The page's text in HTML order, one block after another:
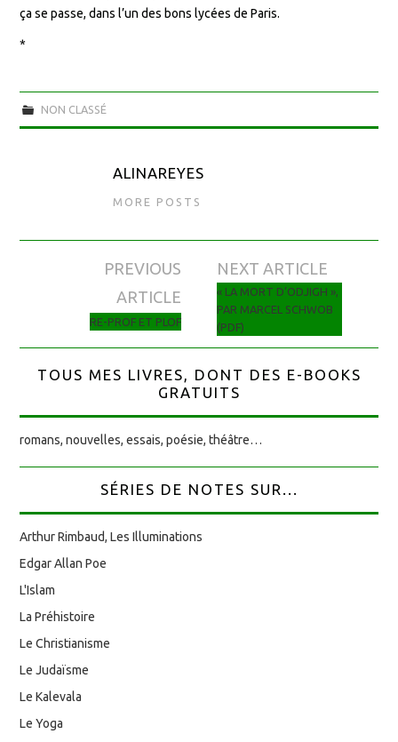
ça se passe, dans l’un des bons lycées de Paris.
*
NON CLASSÉ
ALINAREYES
MORE POSTS
Navigation des articles
PREVIOUS
ARTICLE
RE-PROF ET PLOF
NEXT ARTICLE
« LA MORT D’ODJIGH »,
PAR MARCEL SCHWOB
(PDF)
TOUS MES LIVRES, DONT DES E-BOOKS
GRATUITS
romans, nouvelles, essais, poésie, théâtre…
SÉRIES DE NOTES SUR...
Arthur Rimbaud, Les Illuminations
Edgar Allan Poe
L'Islam
La Préhistoire
Le Christianisme
Le Judaïsme
Le Kalevala
Le Yoga